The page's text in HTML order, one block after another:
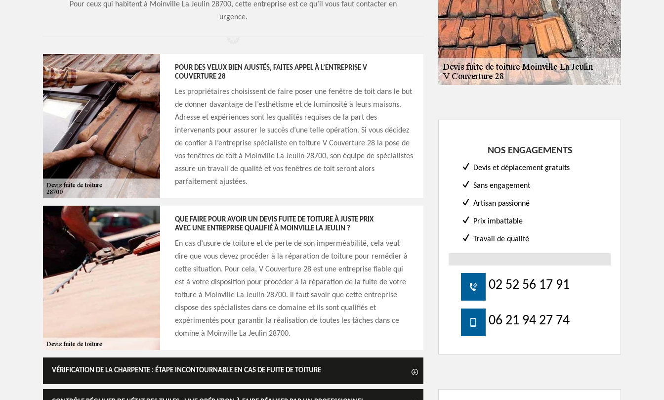
Pour ceux qui habitent à Moinville La Jeulin 28700, cette entreprise est ce qu’il vous faut contacter en
urgence.
POUR DES VELUX BIEN AJUSTÉS, FAITES APPEL À L’ENTREPRISE V
COUVERTURE 28
Les propriétaires choisissent de faire poser une fenêtre de toit dans le but
de donner davantage de l’esthétisme et de luminosité à leurs maisons.
Adresse et expériences sont les qualités requises de la part des
intervenants pour assurer le succès d’une telle opération. Si vous décidez
de confier à l’entreprise spécialiste en toiture V Couverture 28 la pose de
vos fenêtres de toit à Moinville La Jeulin 28700, son équipe de spécialistes
assure un travail de qualité et vos fenêtres de toit seront alors
parfaitement ajustées.
QUE FAIRE POUR AVOIR UN DEVIS FUITE DE TOITURE À JUSTE PRIX
AVEC UNE ENTREPRISE QUALIFIÉ À MOINVILLE LA JEULIN ?
En cas d’usure de toiture et de perte de son imperméabilité, cela veut
dire que vous devez procéder à la réparation de toiture pour remédier à
cette situation. Pour cela, V Couverture 28 est une entreprise fiable qui
est à votre disposition pour procéder à la réparation de la fuite de votre
toiture à Moinville La Jeulin 28700. Il faut savoir que cette entreprise
dispose des spécialistes dans ce domaine et ils sont qualifiés et
expérimentés pour garantir la réalisation de toutes les tâches dans ce
domine à Moinville La Jeulin 28700.
VÉRIFICATION DE LA CHARPENTE : ÉTAPE INCONTOURNABLE EN CAS DE FUITE DE TOITURE
NOS ENGAGEMENTS
Devis et déplacement gratuits
Sans engagement
Artisan passionné
Prix imbattable
Travail de qualité
02 52 56 17 91
06 21 94 27 74